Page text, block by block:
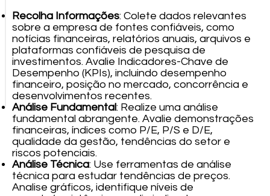
Recolha Informações: Colete dados relevantes
sobre a empresa de fontes confiáveis, como
notícias financeiras, relatórios anuais, arquivos e
plataformas confiáveis de pesquisa de
investimentos. Avalie Indicadores-Chave de
Desempenho (KPIs), incluindo desempenho
financeiro, posição no mercado, concorrência e
desenvolvimentos recentes.
Análise Fundamental: Realize uma análise
fundamental abrangente. Avalie demonstrações
financeiras, índices como P/E, P/S e D/E,
qualidade da gestão, tendências do setor e
riscos potenciais.
Análise Técnica: Use ferramentas de análise
técnica para estudar tendências de preços.
Analise gráficos, identifique níveis de